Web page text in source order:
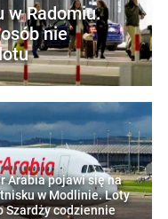
w Radomiu.
nie
Arabia pojawi się na
w Modlinie. Loty
Szardży codziennie